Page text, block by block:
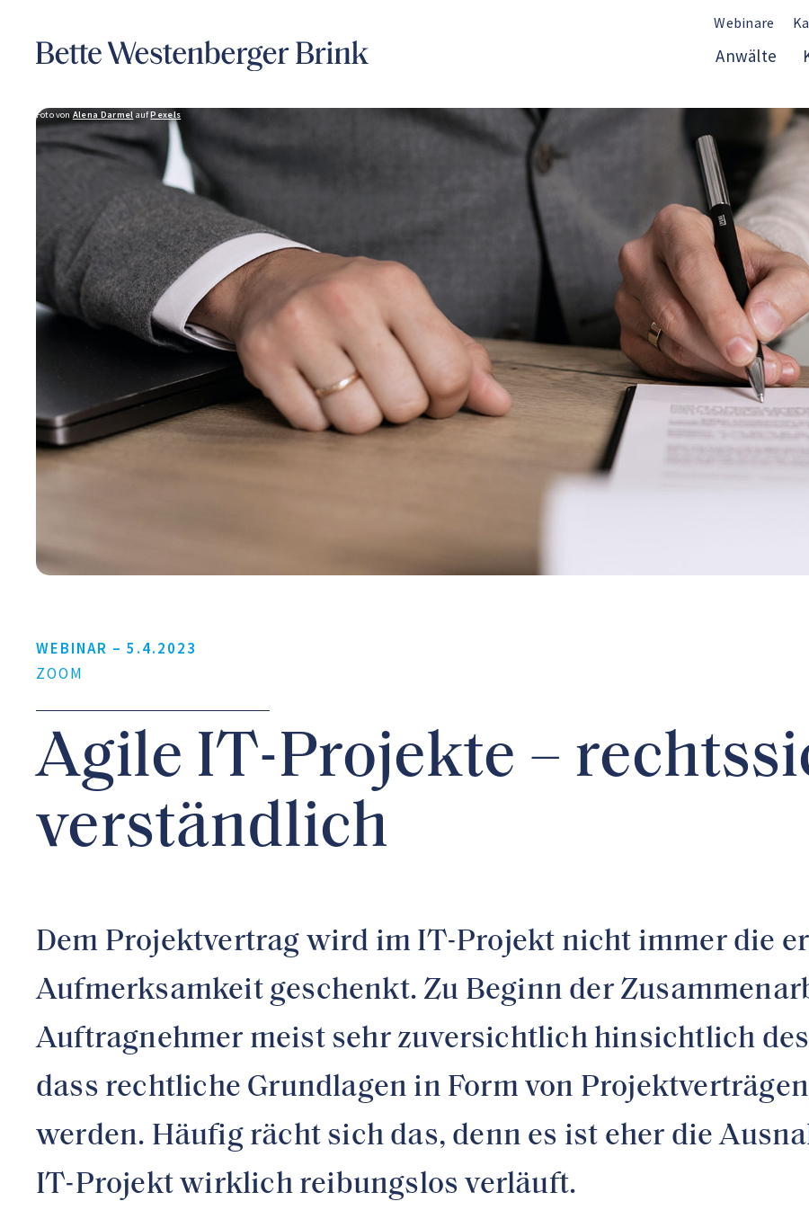
Webinare
Anwälte
Foto von Alena DarmelaufPexels
WEBINAR – 5.4.2023
ZOOM
Agile IT-Projekte –
verständlich
Dem Projektvertrag wird im IT-Projekt nicht immer die
Aufmerksamkeit geschenkt. Zu Beginn der
Auftragnehmer meist sehr zuversichtlich hinsichtlich
dass rechtliche Grundlagen in Form von
werden. Häufig rächt sich das, denn es ist eher die
IT-Projekt wirklich reibungslos verläuft.